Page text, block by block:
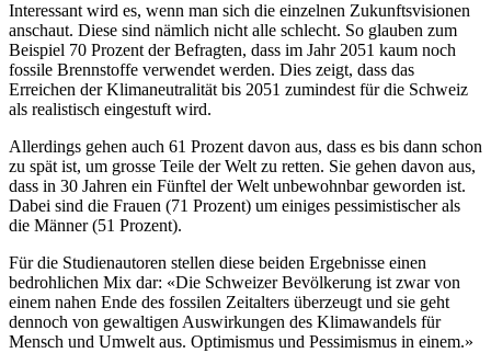
Interessant wird es, wenn man sich die einzelnen Zukunftsvisionen
anschaut. Diese sind nämlich nicht alle schlecht. So glauben zum
Beispiel 70 Prozent der Befragten, dass im Jahr 2051 kaum noch
fossile Brennstoffe verwendet werden. Dies zeigt, dass das
Erreichen der Klimaneutralität bis 2051 zumindest für die Schweiz
als realistisch eingestuft wird.
Allerdings gehen auch 61 Prozent davon aus, dass es bis dann schon
zu spät ist, um grosse Teile der Welt zu retten. Sie gehen davon aus,
dass in 30 Jahren ein Fünftel der Welt unbewohnbar geworden ist.
Dabei sind die Frauen (71 Prozent) um einiges pessimistischer als
die Männer (51 Prozent).
Für die Studienautoren stellen diese beiden Ergebnisse einen
bedrohlichen Mix dar: «Die Schweizer Bevölkerung ist zwar von
einem nahen Ende des fossilen Zeitalters überzeugt und sie geht
dennoch von gewaltigen Auswirkungen des Klimawandels für
Mensch und Umwelt aus. Optimismus und Pessimismus in einem.»